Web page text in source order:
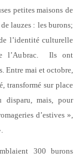
petites maisons de
lauzes : les burons;
l’identité culturelle
l’Aubrac. Ils ont
Entre mai et octobre,
transformé sur place
disparu, mais, pour
d’estives »,
300 burons